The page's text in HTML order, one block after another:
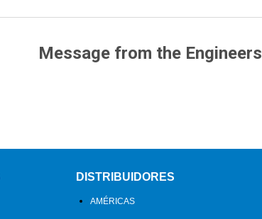
Message from the Engineers
DISTRIBUIDORES
AMÉRICAS